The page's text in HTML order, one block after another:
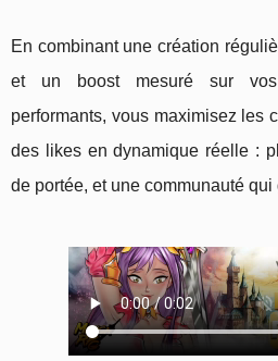
En combinant une création
et un boost mesuré sur
performants, vous maximisez les
des likes en dynamique réelle :
de portée, et une communauté qui